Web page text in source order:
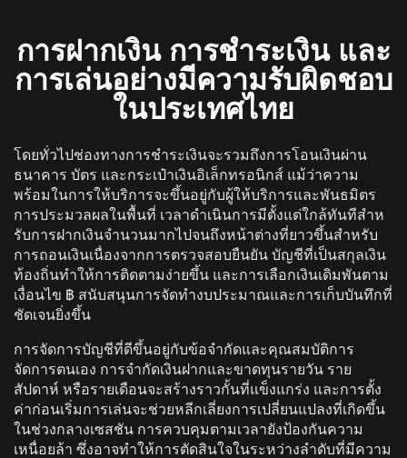
การฝากเงิน การชําระเงิน และ
การเล่นอย่างมีความรับผิดชอบ
ในประเทศไทย
โดยทั่วไปช่องทางการชําระเงินจะรวมถึงการโอนเงินผ่าน
ธนาคาร บัตร และกระเป๋าเงินอิเล็กทรอนิกส์ แม้ว่าความ
พร้อมในการให้บริการจะขึ้นอยู่กับผู้ให้บริการและพันธมิตร
การประมวลผลในพื้นที่ เวลาดําเนินการมีตั้งแต่ใกล้ทันทีสําห
รับการฝากเงินจํานวนมากไปจนถึงหน้าต่างที่ยาวขึ้นสําหรับ
การถอนเงินเนื่องจากการตรวจสอบยืนยัน บัญชีที่เป็นสกุลเงิน
ท้องถิ่นทําให้การติดตามง่ายขึ้น และการเลือกเงินเดิมพันตาม
เงื่อนไข ฿ สนับสนุนการจัดทํางบประมาณและการเก็บบันทึกที่
ชัดเจนยิ่งขึ้น
การจัดการบัญชีที่ดีขึ้นอยู่กับข้อจํากัดและคุณสมบัติการ
จัดการตนเอง การจํากัดเงินฝากและขาดทุนรายวัน ราย
สัปดาห์ หรือรายเดือนจะสร้างราวกั้นที่แข็งแกร่ง และการตั้ง
ค่าก่อนเริ่มการเล่นจะช่วยหลีกเลี่ยงการเปลี่ยนแปลงที่เกิดขึ้น
ในช่วงกลางเซสชัน การควบคุมตามเวลายังป้องกันความ
เหนื่อยล้า ซึ่งอาจทําให้การตัดสินใจในระหว่างลําดับที่มีความ